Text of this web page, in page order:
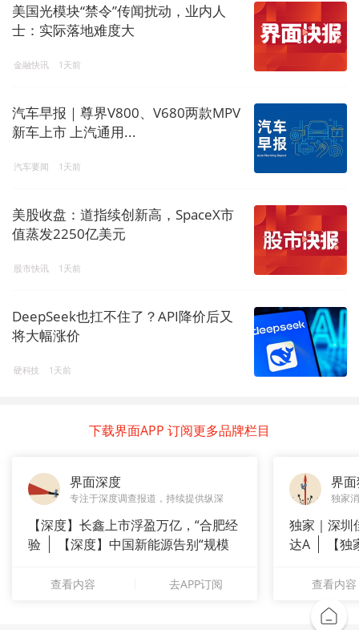
美国光模块“禁令”传闻扰动，业内人
士：实际落地难度大
金融快讯 1天前
汽车早报｜尊界V800、V680两款MPV
新车上市 上汽通用...
汽车要闻 1天前
美股收盘：道指续创新高，SpaceX市
值蒸发2250亿美元
股市快讯 1天前
DeepSeek也扛不住了？API降价后又
将大幅涨价
硬科技 1天前
下载界面APP 订阅更多品牌栏目
界面深度
专注于深度调查报道，持续提供纵深
【深度】长鑫上市浮盈万亿，“合肥经
验
【深度】中国新能源告别“规模
查看内容 去APP订阅
界
独家
独家｜深圳
达A
【
查看内容